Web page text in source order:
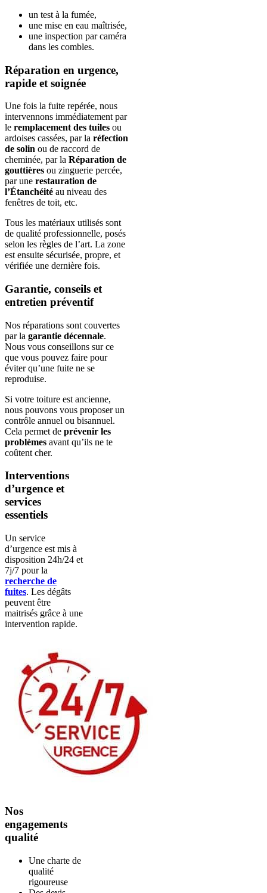
un test à la fumée,
une mise en eau maîtrisée,
une inspection par caméra
dans les combles.
Réparation en urgence,
rapide et soignée
Une fois la fuite repérée, nous
intervennons immédiatement par
le remplacement des tuiles ou
ardoises cassées, par la réfection
de solin ou de raccord de
cheminée, par la Réparation de
gouttières ou zinguerie percée,
par une restauration de
l’Étanchéité au niveau des
fenêtres de toit, etc.
Tous les matériaux utilisés sont
de qualité professionnelle, posés
selon les règles de l’art. La zone
est ensuite sécurisée, propre, et
vérifiée une dernière fois.
Garantie, conseils et
entretien préventif
Nos réparations sont couvertes
par la garantie décennale.
Nous vous conseillons sur ce
que vous pouvez faire pour
éviter qu’une fuite ne se
reproduise.
Si votre toiture est ancienne,
nous pouvons vous proposer un
contrôle annuel ou bisannuel.
Cela permet de prévenir les
problèmes avant qu’ils ne te
coûtent cher.
Interventions
d’urgence et
services
essentiels
Un service
d’urgence est mis à
disposition 24h/24 et
7j/7 pour la
recherche de
fuites. Les dégâts
peuvent être
maitrisés grâce à une
intervention rapide.
Nos
engagements
qualité
Une charte de
qualité
rigoureuse